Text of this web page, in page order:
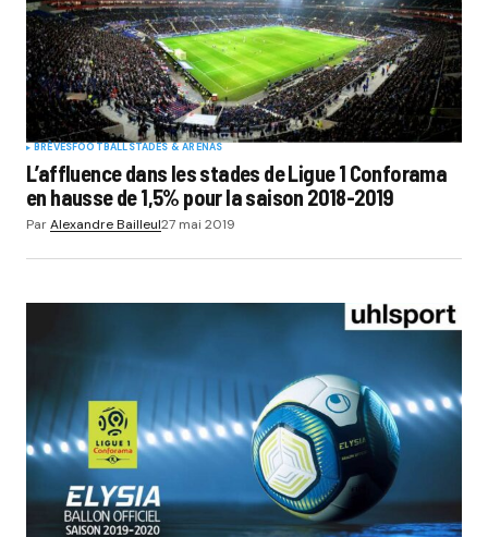
BRÈVESFOOTBALLSTADES & ARENAS
L’affluence dans les stades de Ligue 1 Conforama
en hausse de 1,5% pour la saison 2018-2019
ParAlexandre Bailleul27 mai 2019